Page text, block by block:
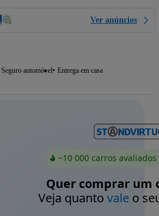
Ver anúncios
Seguro automóvel Entrega em casa
~10 000 carros
Quer comprar um
Veja quanto valeo